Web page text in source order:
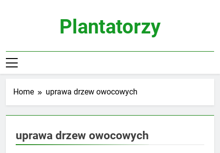
Plantatorzy
Home uprawa drzew owocowych
uprawa drzew owocowych